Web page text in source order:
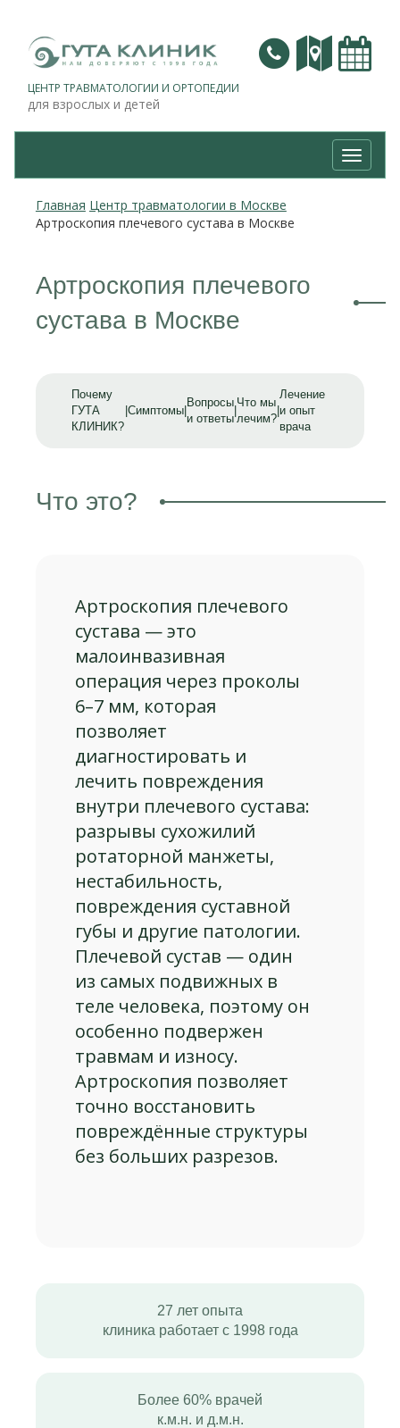
ЦЕНТР ТРАВМАТОЛОГИИ И ОРТОПЕДИИ
для взрослых и детей
Главная Центр травматологии в Москве
Артроскопия плечевого сустава в Москве
Артроскопия плечевого
сустава в Москве
Почему
ГУТА
КЛИНИК?
Симптомы|
Вопросы
и ответы
|
Что мы
лечим?
Лечение
и опыт
врача
Что это?
Артроскопия плечевого
сустава — это
малоинвазивная
операция через проколы
6–7 мм, которая
позволяет
диагностировать и
лечить повреждения
внутри плечевого сустава:
разрывы сухожилий
ротаторной манжеты,
нестабильность,
повреждения суставной
губы и другие патологии.
Плечевой сустав — один
из самых подвижных в
теле человека, поэтому он
особенно подвержен
травмам и износу.
Артроскопия позволяет
точно восстановить
повреждённые структуры
без больших разрезов.
27 лет опыта
клиника работает с 1998 года
Более 60% врачей
к.м.н. и д.м.н.